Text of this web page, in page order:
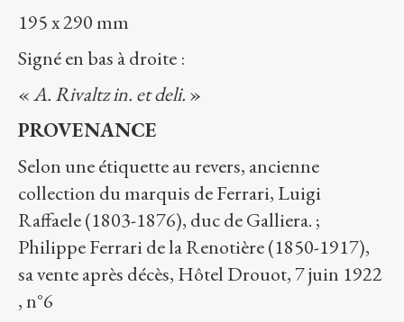
195 x 290 mm
Signé en bas à droite :
«A. Rivaltz in. et deli. »
PROVENANCE
Selon une étiquette au revers, ancienne
collection du marquis de Ferrari, Luigi
Raffaele (1803-1876), duc de Galliera. ;
Philippe Ferrari de la Renotière (1850-1917),
sa vente après décès, Hôtel Drouot, 7 juin 1922
, n°6